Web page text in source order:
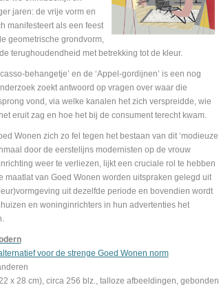
jaren: de vrije vorm en
manifesteert als een feest
geometrische grondvorm,
terughoudendheid met betrekking tot de kleur.
behangetje’ en de ‘Appel-gordijnen’ is een nog
zoekt antwoord op vragen over waar die
vond, via welke kanalen het zich verspreidde, wie
eruit zag en hoe het bij de consument terecht kwam.
Wonen zich zo fel tegen het bestaan van dit ‘modieuze
door de eerstelijns modernisten op de vrouw
weer te verliezen, lijkt een cruciale rol te hebben
maatlat van Goed Wonen worden uitspraken gelegd uit
uit dezelfde periode en bovendien wordt
en woninginrichters in hun advertenties het
voor de strenge Goed Wonen norm
x 28 cm), circa 256 blz., talloze afbeeldingen, gebonden